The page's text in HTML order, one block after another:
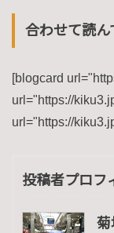
合わせて読ん
[blogcard
url="https://
url="https://
投稿者プロフ
菊